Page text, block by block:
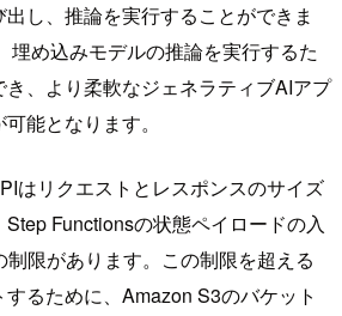
し、推論を実行することができま
埋め込みモデルの推論を実行するた
、より柔軟なジェネラティブAIアプ
能となります。
はリクエストとレスポンスのサイズ
Functionsの状態ペイロードの入
限があります。この制限を超える
るために、Amazon S3のバケット